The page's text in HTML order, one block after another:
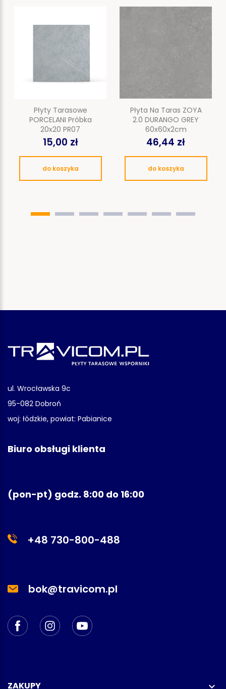
Płyty Tarasowe
PORCELANI Próbka
20x20 PR07
15,00 zł
do koszyka
Płyta Na Taras ZOYA
2.0 DURANGO GREY
60x60x2cm
46,44 zł
do koszyka
ul. Wrocławska 9c
95-082 Dobroń
woj: łódzkie, powiat: Pabianice
Biuro obsługi klienta
(pon-pt) godz. 8:00 do 16:00
+48 730-800-488
bok@travicom.pl
ZAKUPY 